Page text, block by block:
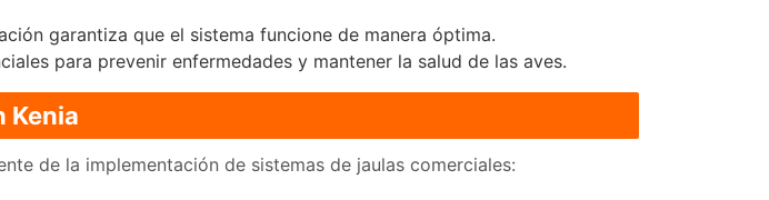
garantiza que el sistema funcione de manera óptima.
para prevenir enfermedades y mantener la salud de las aves.
Kenia
de la implementación de sistemas de jaulas comerciales: